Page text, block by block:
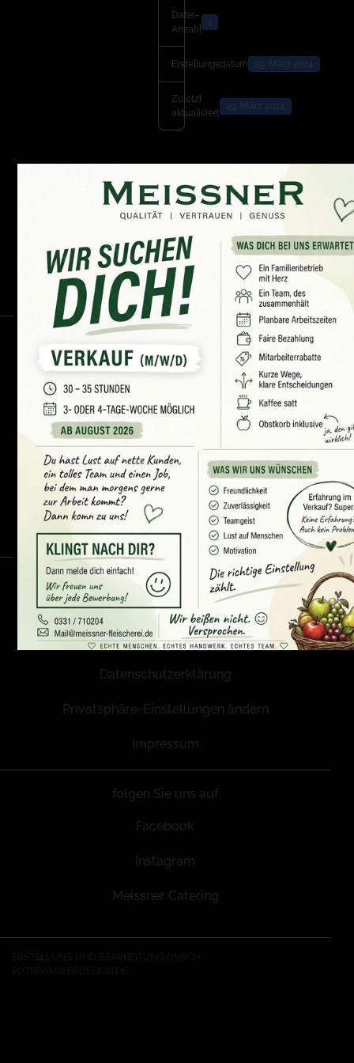
Datei-
Anzahl
1
Erstellungsdatum 29. März 2024
Zuletzt
aktualisiert
29. März 2024
Fleischerfachgeschäft Meissner & Söhne
Karl-Liebknecht-Str. 131
14482 Potsdam
+49(0)331 710204
+49(0)331 710220
mail@meissner-fleischerei.de
Öffnungszeiten
Mo., Mi., Do. und Fr.: 6.30 - 18.00 Uhr
Dienstag: 9:00 - 15:00 Uhr
Samstag: 7.00 - 13.00 Uhr
Datenschutzerklärung
Privatsphäre-Einstellungen ändern
Impressum
folgen Sie uns auf
Facebook
Instagram
Meissner Catering